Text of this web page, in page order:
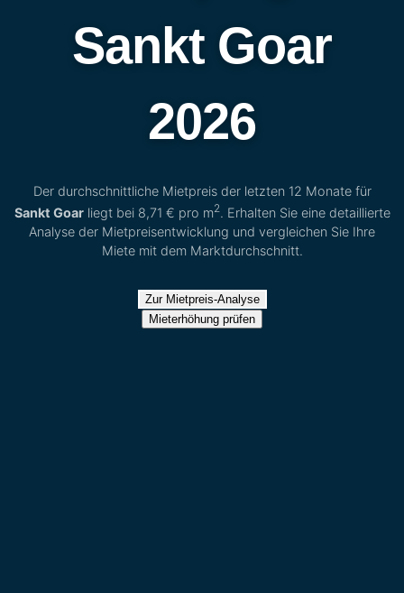
Sankt Goar
2026
Der durchschnittliche Mietpreis der letzten 12 Monate für
Sankt Goarliegt bei 8,71 € pro m2. Erhalten Sie eine detaillierte
Analyse der Mietpreisentwicklung und vergleichen Sie Ihre
Miete mit dem Marktdurchschnitt.
Zur Mietpreis-Analyse
Mieterhöhung prüfen